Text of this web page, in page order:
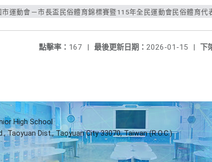
市運動會－市長盃民俗體育錦標賽暨115年全民運動會民俗體育
下
最後更新日期： 2026-01-15 |
點擊率： 167 |
High School
Taoyuan Dist., Taoyuan City 33070, Taiwan (R.O.C.)